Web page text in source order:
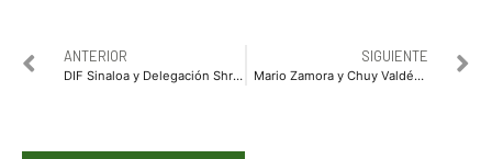
ANTERIOR
DIF Sinaloa y Delegación Shriners de EUA consolidan alianza
SIGUIENTE
Mario Zamora y Chuy Valdés se reúnen con colonos de Culiacán